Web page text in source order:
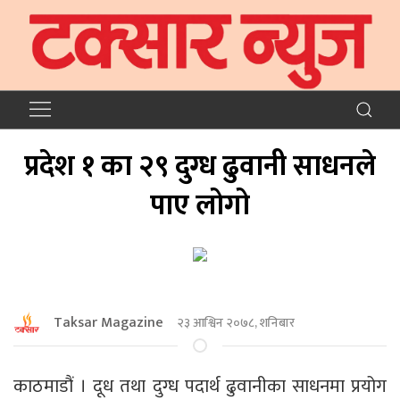
प्रदेश १ का २९ दुग्ध ढुवानी साधनले
पाए लोगो
Taksar Magazine २३ आश्विन २०७८, शनिबार
काठमाडौं । दूध तथा दुग्ध पदार्थ ढुवानीका साधनमा प्रयोग